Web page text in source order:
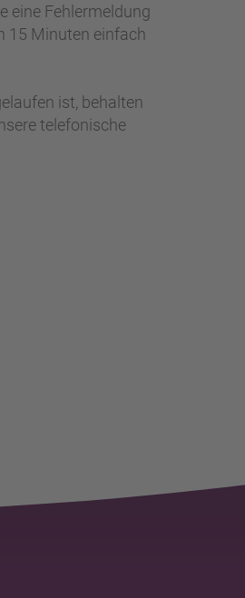
eine Fehlermeldung
15 Minuten einfach
ist, behalten
telefonische